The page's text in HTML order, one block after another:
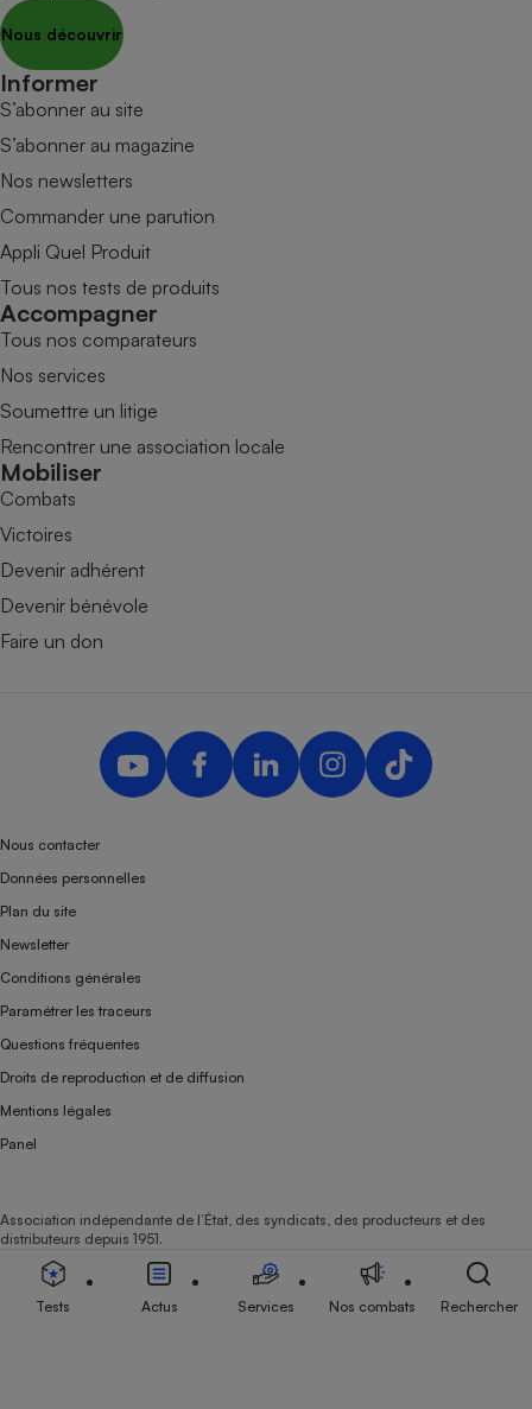
Nous découvrir
Informer
S’abonner au site
S’abonner au magazine
Nos newsletters
Commander une parution
Appli Quel Produit
Tous nos tests de produits
Accompagner
Tous nos comparateurs
Nos services
Soumettre un litige
Rencontrer une association locale
Mobiliser
Combats
Victoires
Devenir adhérent
Devenir bénévole
Faire un don
Nous contacter
Données personnelles
Plan du site
Newsletter
Conditions générales
Paramétrer les traceurs
Questions fréquentes
Droits de reproduction et de diffusion
Mentions légales
Panel
Association indépendante de l’État, des syndicats, des producteurs et des
distributeurs depuis 1951.
Tests Actus Services Nos combats Rechercher